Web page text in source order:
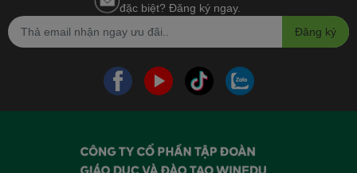
đặc biệt? Đăng ký ngay.
Đăng ký